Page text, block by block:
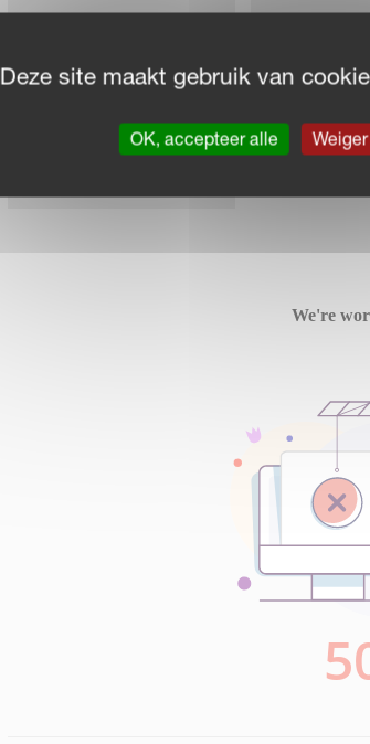
Deze site maakt gebruik van
OK, accepteer alle